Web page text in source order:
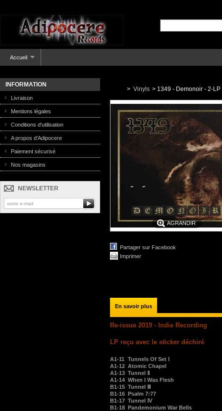
Accueil
INFORMATION
Livraison
Mentions légales
Conditions d'utilisation
A propos d'Adipocere
Paiement sécurisé
Nos magasins
NEWSLETTER
> Vinyls > 1349 - Demonoir - 2-
AGRANDIR
Partager sur Facebook
Imprimer
En savoir plus
Re-issue 2019 - Indie Recording
LP reçu avec le sticker déchiré
A1-11
Tunnels Of Set Ⅰ
A1-12 Atomic Chapel
A1-13 Tunnel Ⅱ
A1-14 When I Was Flesh
B1-15 Tunnel Ⅲ
B1-16 Psalm 7:77
B1-17 Tunnel Ⅳ
B1-18 Pandemonium War Bells